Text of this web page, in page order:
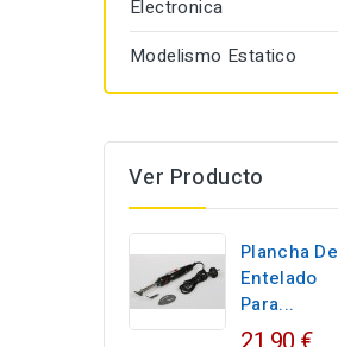
Electronica
Modelismo Estatico
Ver Producto
Plancha De
Entelado
Para...